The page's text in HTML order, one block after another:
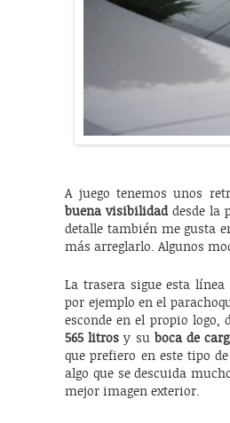
A juego tenemos unos
buena visibilidaddesde la
detalle también me gusta
más arreglarlo. Algunos
La trasera sigue esta
por ejemplo en el
esconde en el propio
565 litros y suboca de
que prefiero en este tipo
algo que se descuida
mejor imagen exterior.